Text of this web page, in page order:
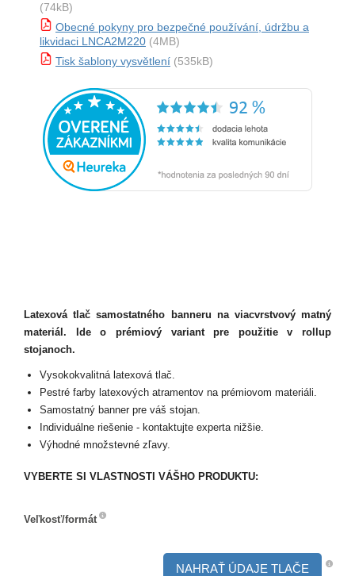
(74kB)
Obecné pokyny pro bezpečné používání, údržbu a
likvidaci LNCA2M220 (4MB)
Tisk šablony vysvětlení (535kB)
Latexová tlač samostatného banneru na viacvrstvový matný
materiál. Ide o prémiový variant pre použitie v rollup
stojanoch.
Vysokokvalitná latexová tlač.
Pestré farby latexových atramentov na prémiovom materiáli.
Samostatný banner pre váš stojan.
Individuálne riešenie - kontaktujte experta nižšie.
Výhodné množstevné zľavy.
VYBERTE SI VLASTNOSTI VÁŠHO PRODUKTU:
Veľkosť/formát
NAHRAŤ ÚDAJE TLAČE